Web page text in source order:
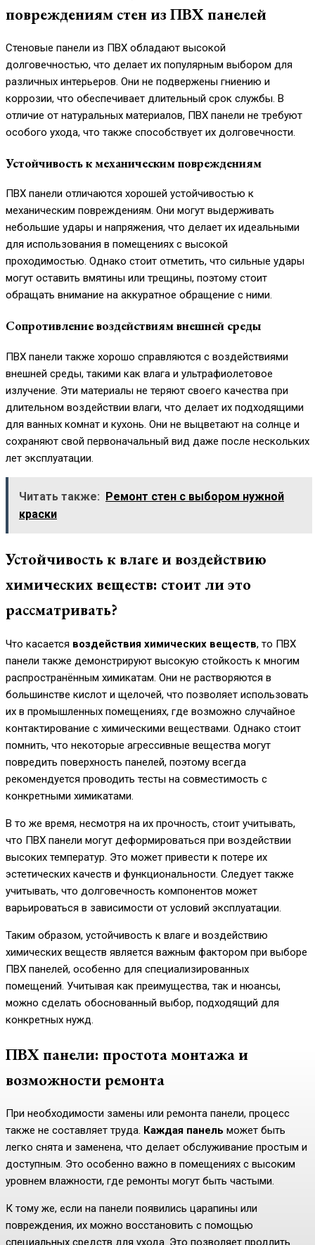
повреждениям стен из ПВХ панелей
Стеновые панели из ПВХ обладают высокой
долговечностью, что делает их популярным выбором для
различных интерьеров. Они не подвержены гниению и
коррозии, что обеспечивает длительный срок службы. В
отличие от натуральных материалов, ПВХ панели не требуют
особого ухода, что также способствует их долговечности.
Устойчивость к механическим повреждениям
ПВХ панели отличаются хорошей устойчивостью к
механическим повреждениям. Они могут выдерживать
небольшие удары и напряжения, что делает их идеальными
для использования в помещениях с высокой
проходимостью. Однако стоит отметить, что сильные удары
могут оставить вмятины или трещины, поэтому стоит
обращать внимание на аккуратное обращение с ними.
Сопротивление воздействиям внешней среды
ПВХ панели также хорошо справляются с воздействиями
внешней среды, такими как влага и ультрафиолетовое
излучение. Эти материалы не теряют своего качества при
длительном воздействии влаги, что делает их подходящими
для ванных комнат и кухонь. Они не выцветают на солнце и
сохраняют свой первоначальный вид даже после нескольких
лет эксплуатации.
Читать также: Ремонт стен с выбором нужной
краски
Устойчивость к влаге и воздействию
химических веществ: стоит ли это
рассматривать?
Что касается воздействия химических веществ, то ПВХ
панели также демонстрируют высокую стойкость к многим
распространённым химикатам. Они не растворяются в
большинстве кислот и щелочей, что позволяет использовать
их в промышленных помещениях, где возможно случайное
контактирование с химическими веществами. Однако стоит
помнить, что некоторые агрессивные вещества могут
повредить поверхность панелей, поэтому всегда
рекомендуется проводить тесты на совместимость с
конкретными химикатами.
В то же время, несмотря на их прочность, стоит учитывать,
что ПВХ панели могут деформироваться при воздействии
высоких температур. Это может привести к потере их
эстетических качеств и функциональности. Следует также
учитывать, что долговечность компонентов может
варьироваться в зависимости от условий эксплуатации.
Таким образом, устойчивость к влаге и воздействию
химических веществ является важным фактором при выборе
ПВХ панелей, особенно для специализированных
помещений. Учитывая как преимущества, так и нюансы,
можно сделать обоснованный выбор, подходящий для
конкретных нужд.
ПВХ панели: простота монтажа и
возможности ремонта
При необходимости замены или ремонта панели, процесс
также не составляет труда. Каждая панель может быть
легко снята и заменена, что делает обслуживание простым и
доступным. Это особенно важно в помещениях с высоким
уровнем влажности, где ремонты могут быть частыми.
К тому же, если на панели появились царапины или
повреждения, их можно восстановить с помощью
специальных средств для ухода. Это позволяет продлить